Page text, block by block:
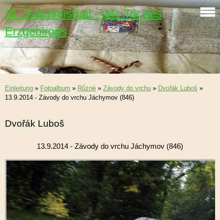
St. Joachimsthal - das Tor des
Erzgebirges
Einleitung » Fotoalbum » Různé » Závody do vrchu » Dvořák Luboš »
13.9.2014 - Závody do vrchu Jáchymov (846)
Dvořák Luboš
13.9.2014 - Závody do vrchu Jáchymov (846)